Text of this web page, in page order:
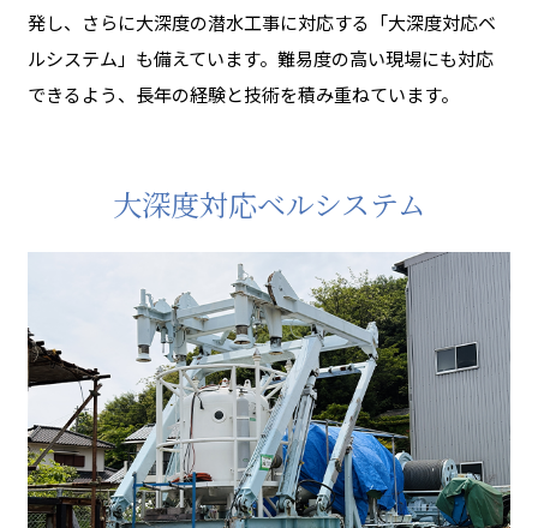
発し、さらに大深度の潜水工事に対応する「大深度対応ベ
ルシステム」も備えています。難易度の高い現場にも対応
できるよう、長年の経験と技術を積み重ねています。
大深度対応ベルシステム